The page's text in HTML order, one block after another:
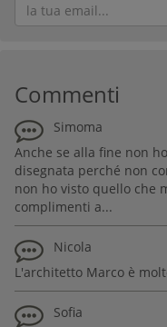
Commenti
Simoma
Anche se alla fine non
disegnata perché non
non ho visto quello che
complimenti a...
Nicola
L'architetto Marco è
Sofia